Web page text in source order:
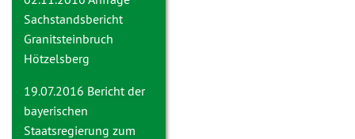
Sachstandsbericht
Granitsteinbruch
Hötzelsberg
19.07.2016 Bericht der
bayerischen
Staatsregierung zum